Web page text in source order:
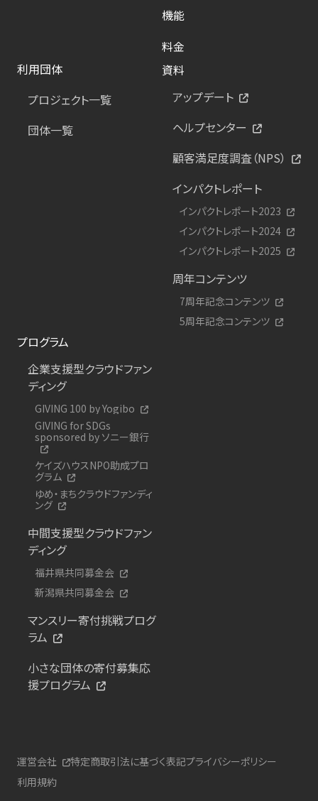
機能
料金
利用団体
プロジェクト一覧
団体一覧
資料
アップデート
ヘルプセンター
顧客満足度調査（NPS）
インパクトレポート
インパクトレポート2023
インパクトレポート2024
インパクトレポート2025
周年コンテンツ
7周年記念コンテンツ
5周年記念コンテンツ
プログラム
企業支援型クラウドファン
ディング
GIVING 100 by Yogibo
GIVING for SDGs
sponsored by ソニー銀行
ケイズハウスNPO助成プロ
グラム
ゆめ・まちクラウドファンディ
ング
中間支援型クラウドファン
ディング
福井県共同募金会
新潟県共同募金会
マンスリー寄付挑戦プログ
ラム
小さな団体の寄付募集応
援プログラム
運営会社 特定商取引法に基づく表記プライバシーポリシー
利用規約